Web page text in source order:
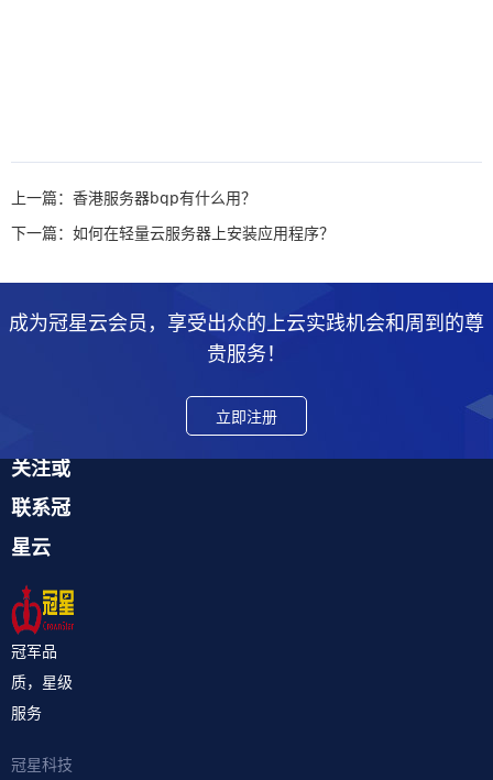
上一篇：香港服务器bgp有什么用？
下一篇：如何在轻量云服务器上安装应用程序？
成为冠星云会员，享受出众的上云实践机会和周到的尊
贵服务！
立即注册
关注或
联系冠
星云
冠军品
质，星级
服务
冠星科技